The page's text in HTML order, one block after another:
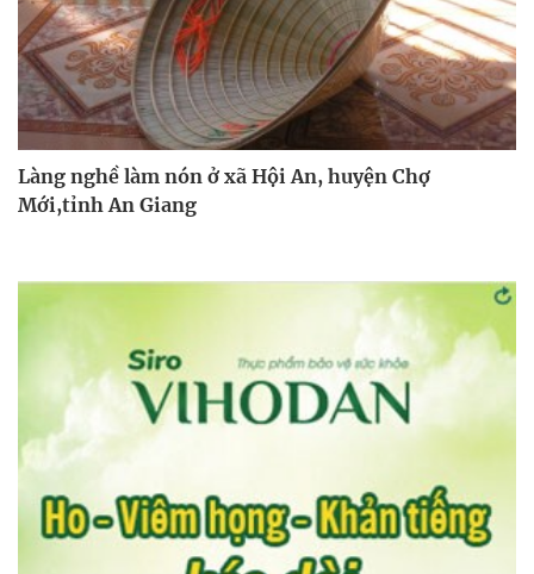
Làng nghề làm nón ở xã Hội An, huyện Chợ
Mới,tỉnh An Giang